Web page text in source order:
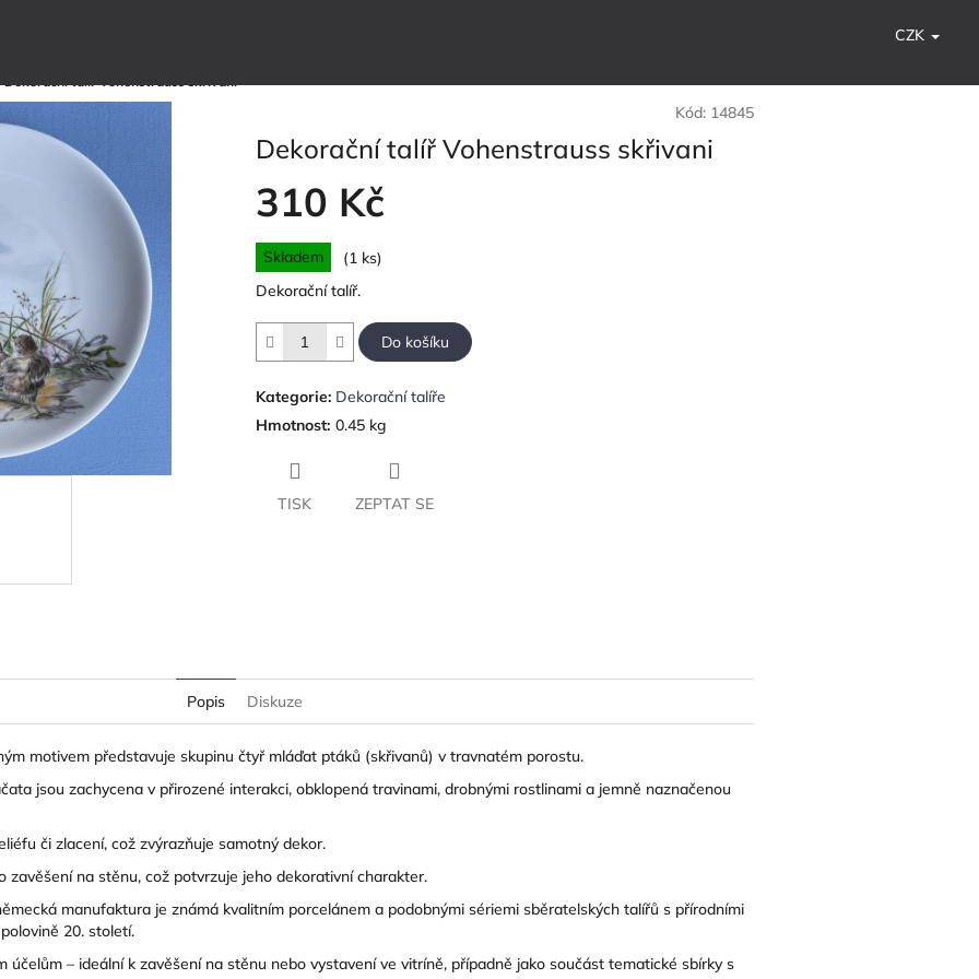
CZK
Kód: 14845
Dekorační talíř Vohenstrauss skřivani
310 Kč
Měrná
cena:
Skladem
(1 ks)
Dekorační talíř.
Do košíku
Kategorie: Dekorační talíře
Hmotnost: 0.45 kg
TISK ZEPTAT SE
Popis Diskuze
motivem představuje skupinu čtyř mláďat ptáků (skřivanů) v travnatém porostu.
jsou zachycena v přirozené interakci, obklopená travinami, drobnými rostlinami a jemně naznačenou
či zlacení, což zvýrazňuje samotný dekor.
zavěšení na stěnu, což potvrzuje jeho dekorativní charakter.
manufaktura je známá kvalitním porcelánem a podobnými sériemi sběratelských talířů s přírodními
20. století.
účelům – ideální k zavěšení na stěnu nebo vystavení ve vitríně, případně jako součást tematické sbírky s